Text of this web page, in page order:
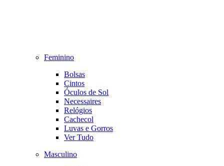
Feminino
Bolsas
Cintos
Óculos de Sol
Necessaires
Relógios
Cachecol
Luvas e Gorros
Ver Tudo
Masculino